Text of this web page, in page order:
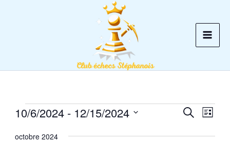
Évènements
Recherche
Recherche
Liste
10/6/2024 - 12/15/2024
une
octobre 2024